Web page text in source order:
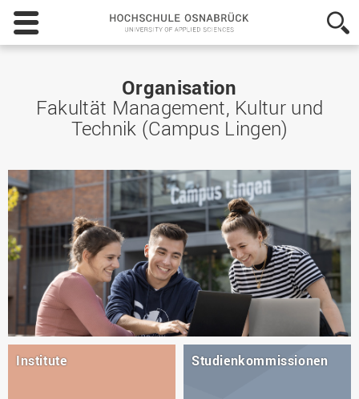
Hochschule
Osnabrück
-
Sciences
Organisation
Fakultät Management, Kultur und
Technik (Campus Lingen)
Institute Studienkommissionen